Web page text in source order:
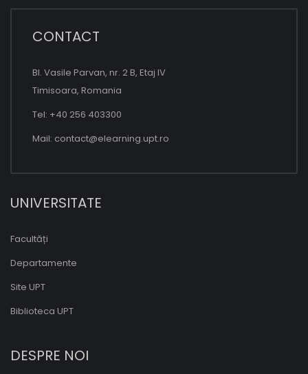
CONTACT
Bl. Vasile Parvan, nr. 2 B, Etaj IV
Timisoara, Romania
Tel: +40 256 403300
Mail: contact@elearning.upt.ro
UNIVERSITATE
Facultăți
Departamente
Site UPT
Biblioteca UPT
DESPRE NOI